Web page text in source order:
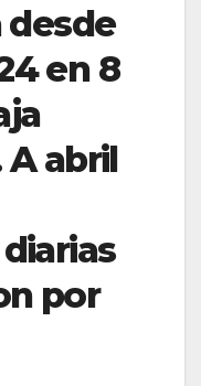
desde
en 8
A abril
por